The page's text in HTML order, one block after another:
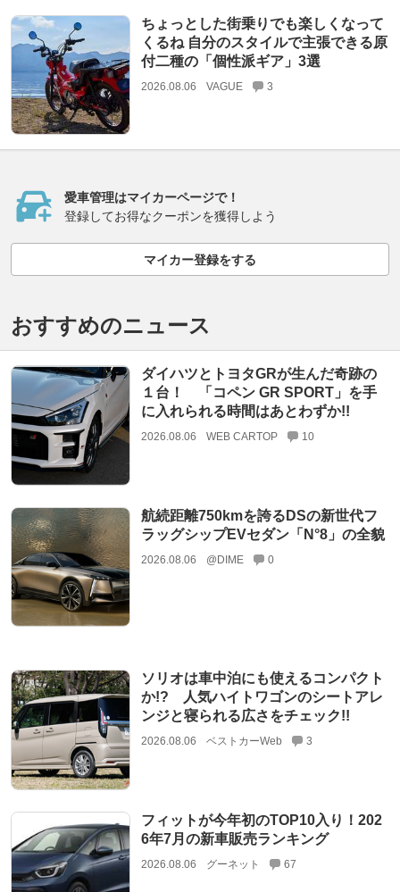
ちょっとした街乗りでも楽しくなって
くるね 自分のスタイルで主張できる原
付二種の「個性派ギア」3選
2026.08.06 VAGUE 3
愛車管理はマイカーページで！
登録してお得なクーポンを獲得しよう
マイカー登録をする
おすすめのニュース
ダイハツとトヨタGRが生んだ奇跡の
１台！ 「コペン GR SPORT」を手
に入れられる時間はあとわずか!!
2026.08.06 WEB CARTOP 10
航続距離750kmを誇るDSの新世代フ
ラッグシップEVセダン「N°8」の全貌
2026.08.06 @DIME 0
ソリオは車中泊にも使えるコンパクト
か!? 人気ハイトワゴンのシートアレ
ンジと寝られる広さをチェック!!
2026.08.06 ベストカーWeb 3
フィットが今年初のTOP10入り！202
6年7月の新車販売ランキング
2026.08.06 グーネット 67